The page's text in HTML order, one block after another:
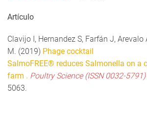
Artículo
Clavijo I, Hernandez S, Farfán J, Arevalo
M. (2019) Phage cocktail
SalmoFREE® reduces Salmonella on a
farm . Poultry Science (ISSN 0032-5791)
5063.